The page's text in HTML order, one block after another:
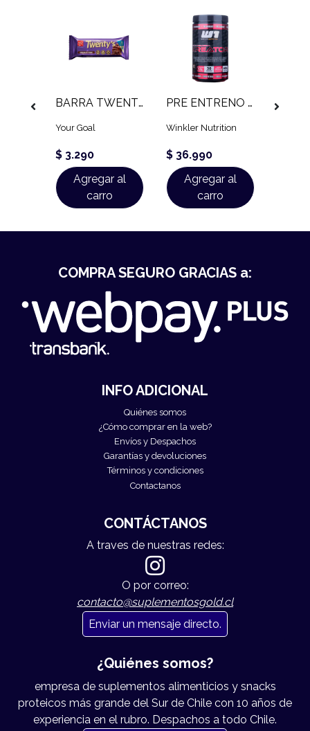
BARRA TWENTYS (60 GR)
Your Goal
$ 3.290
Agregar al
carro
PRE ENTRENO KREATOR (600 GR)
Winkler Nutrition
$ 36.990
Agregar al
carro
INFO ADICIONAL
Quiénes somos
¿Cómo comprar en la web?
Envíos y Despachos
Garantías y devoluciones
Términos y condiciones
Contactanos
COMPRA SEGURO GRACIAS a:
CONTÁCTANOS
A traves de nuestras redes:
O por correo:
contacto@suplementosgold.cl
Enviar un mensaje directo.
¿Quiénes somos?
empresa de suplementos alimenticios y snacks
proteicos más grande del Sur de Chile con 10 años de
experiencia en el rubro. Despachos a todo Chile.